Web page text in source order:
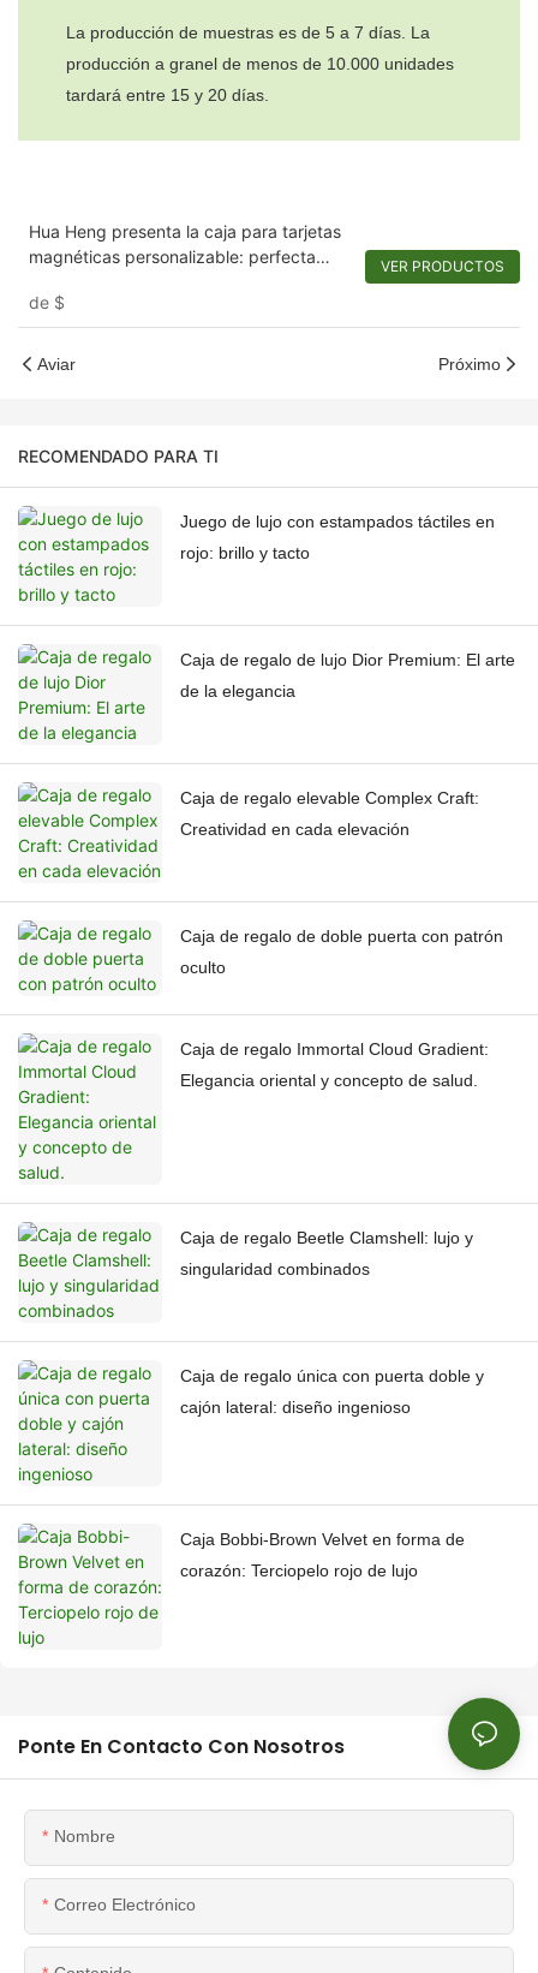
La producción de muestras es de 5 a 7 días. La
producción a granel de menos de 10.000 unidades
tardará entre 15 y 20 días.
Hua Heng presenta la caja para tarjetas
magnéticas personalizable: perfecta
de $
VER PRODUCTOS
Aviar Próximo
RECOMENDADO PARA TI
Juego de lujo con estampados táctiles en
rojo: brillo y tacto
Caja de regalo de lujo Dior Premium: El arte
de la elegancia
Caja de regalo elevable Complex Craft:
Creatividad en cada elevación
Caja de regalo de doble puerta con patrón
oculto
Caja de regalo Immortal Cloud Gradient:
Elegancia oriental y concepto de salud.
Caja de regalo Beetle Clamshell: lujo y
singularidad combinados
Caja de regalo única con puerta doble y
cajón lateral: diseño ingenioso
Caja Bobbi-Brown Velvet en forma de
corazón: Terciopelo rojo de lujo
Ponte En Contacto Con Nosotros
Nombre
Correo Electrónico